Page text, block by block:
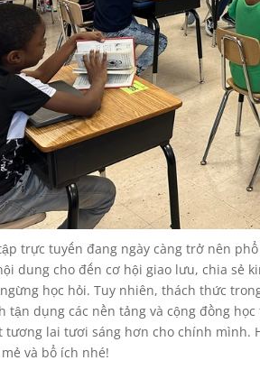
trực tuyến đang ngày càng trở nên
dung cho đến cơ hội giao lưu, chia sẻ
học hỏi. Tuy nhiên, thách thức
tận dụng các nền tảng và cộng đồng
tương lai tươi sáng hơn cho chính mình.
và bổ ích nhé!